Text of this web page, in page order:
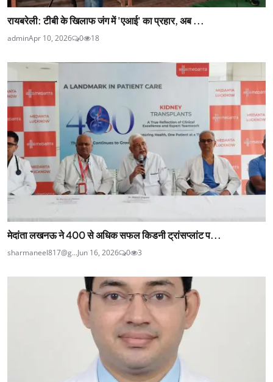
रायबरेली: टीबी के खिलाफ जंग में 'एआई' का प्रहार, अब ...
adminApr 10, 2026 0 18
मेदांता लखनऊ ने 400 से अधिक सफल किडनी ट्रांसप्लांट प...
sharmaneel817@g...Jun 16, 2026 0 3